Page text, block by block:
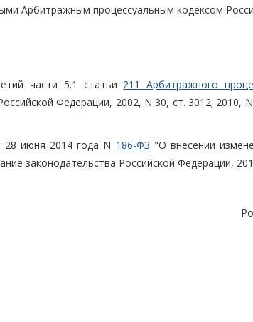
Арбитражным процессуальным кодексом
части 5.1 статьи 211 Арбитражного
Федерации, 2002, N 30, ст. 3012; 2010,
28 июня 2014 года N 186-ФЗ "О внесении
законодательства Российской Федерации,